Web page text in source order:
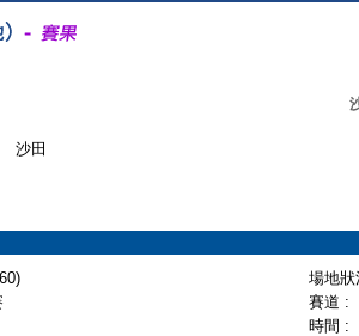
沙田
場地
賽道 :
時間 :